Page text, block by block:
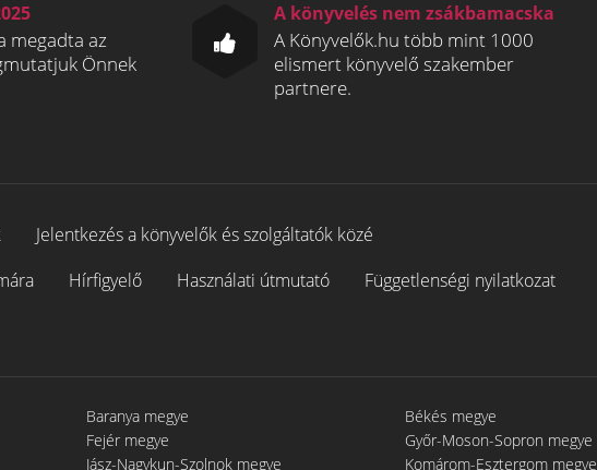
megadta az
Önnek
A könyvelés nem zsákbamacska
A Könyvelők.hu több mint 1000
elismert könyvelő szakember
partnere.
Jelentkezés a könyvelők és szolgáltatók közé
Hírfigyelő Használati útmutató
Függetlenségi nyilatkozat
Baranya megye Békés megye
Fejér megye Győr-Moson-Sopron megye
Jász-Nagykun-Szolnok megye Komárom-Esztergom megye